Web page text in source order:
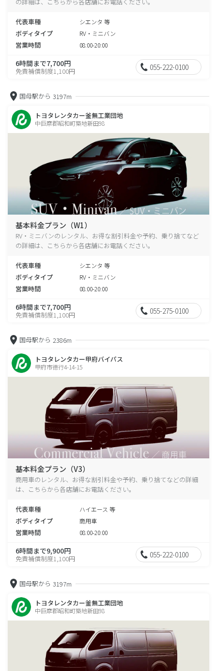
代表車種 シエンタ 等
ボディタイプ RV・ミニバン
営業時間 08:00-20:00
6時間まで7,700円
免責補償制度1,100円 055-222-0100
国母駅から 3197m
トヨタレンタカー釜無工業団地
中巨摩郡昭和町築地新田98
基本料金プラン（W1）
RV・ミニバンのレンタル、お得な割引料金や予約、乗り捨てなど
の詳細は、こちらから各店舗にお電話ください。
代表車種 シエンタ 等
ボディタイプ RV・ミニバン
営業時間 08:00-20:00
6時間まで7,700円
免責補償制度1,100円 055-275-0100
国母駅から 2386m
トヨタレンタカー甲府バイパス
甲府市徳行4-14-15
基本料金プラン（V3）
商用車のレンタル、お得な割引料金や予約、乗り捨てなどの詳細
は、こちらから各店舗にお電話ください。
代表車種 ハイエース 等
ボディタイプ 商用車
営業時間 08:00-20:00
6時間まで9,900円
免責補償制度1,100円 055-222-0100
国母駅から 3197m
トヨタレンタカー釜無工業団地
中巨摩郡昭和町築地新田98